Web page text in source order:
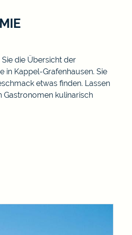
die Übersicht der
in Kappel-Grafenhausen. Sie
etwas finden. Lassen
Gastronomen kulinarisch